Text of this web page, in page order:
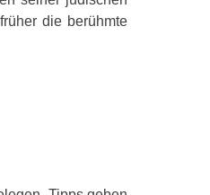
die berühmte